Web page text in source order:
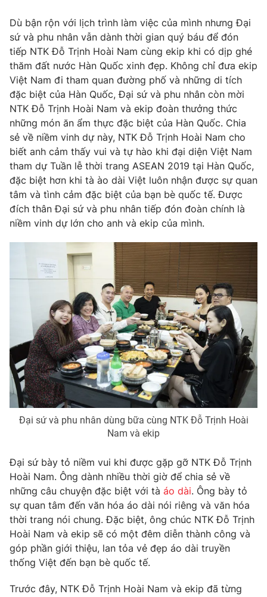
Chuyên mục khác
Emagazine Podcast
Photo Infographic
Video Shorts video
VTV Money VTV Thể thao
VTV Sức khoẻ Bất động sản
Thị trường 24h Tấm lòng Việt
Vươn mình bằng AI
VTV8
Liên hệ tòa soạn English
THỜI BÁO VTV
Cơ quan chủ quản:Đài Truyền hình Việt Nam
Cơ quan báo chí:Thời báo VTV
Giấy phép hoạt động báo in và báo điện tử số 483/GP-BTTTT
cấp ngày 29/12/2023
Tổng Biên tập:
Vũ Thanh Thủy
Phó Tổng Biên tập:
Nguyễn Thị Mỹ Hạnh, Phạm Quốc Thắng,
Nguyễn Trọng Ninh
Tổng đài VTV:024.38 355 931 - 024.38 355 932
Dù bận rộn với lịch trình làm việc của mình nhưng Đại
sứ và phu nhân vẫn dành thời gian quý báu để đón
tiếp NTK Đỗ Trịnh Hoài Nam cùng ekip khi có dịp ghé
thăm đất nước Hàn Quốc xinh đẹp. Không chỉ đưa ekip
Việt Nam đi tham quan đường phố và những di tích
đặc biệt của Hàn Quốc, Đại sứ và phu nhân còn mời
NTK Đỗ Trịnh Hoài Nam và ekip đoàn thưởng thức
những món ăn ẩm thực đặc biệt của Hàn Quốc. Chia
sẻ về niềm vinh dự này, NTK Đỗ Trịnh Hoài Nam cho
biết anh cảm thấy vui và tự hào khi đại diện Việt Nam
tham dự Tuần lễ thời trang ASEAN 2019 tại Hàn Quốc,
đặc biệt hơn khi tà ào dài Việt luôn nhận được sự quan
tâm và tình cảm đặc biệt của bạn bè quốc tế. Được
đích thân Đại sứ và phu nhân tiếp đón đoàn chính là
niềm vinh dự lớn cho anh và ekip của mình.
Đại sứ và phu nhân dùng bữa cùng NTK Đỗ Trịnh Hoài
Nam và ekip
Đại sứ bày tỏ niềm vui khi được gặp gỡ NTK Đỗ Trịnh
Hoài Nam. Ông dành nhiều thời giờ để chia sẻ về
những câu chuyện đặc biệt với tà áo dài. Ông bày tỏ
sự quan tâm đến văn hóa áo dài nói riêng và văn hóa
thời trang nói chung. Đặc biệt, ông chúc NTK Đỗ Trịnh
Hoài Nam và ekip sẽ có một đêm diễn thành công và
góp phần giới thiệu, lan tỏa vẻ đẹp áo dài truyền
thống Việt đến bạn bè quốc tế.
Trước đây, NTK Đỗ Trịnh Hoài Nam và ekip đã từng